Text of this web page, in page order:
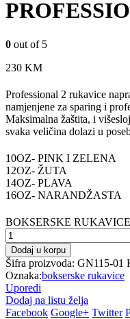
0 out of 5
230 KM
Professional 2 rukavice
namjenjene za sparing i
Maksimalna žaštita, i
svaka veličina dolazi u
10OZ- PINK I ZELENA
12OZ- ŽUTA
14OZ- PLAVA
16OZ- NARANDŽASTA
BOKSERSKE
Dodaj u korpu
Šifra proizvoda: GN115-01
Oznaka:bokserske rukavice
Uporedi
Dodaj na listu želja
Facebook Google+ Twitter